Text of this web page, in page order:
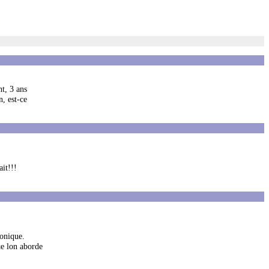
3 ans
est-ce
lon aborde